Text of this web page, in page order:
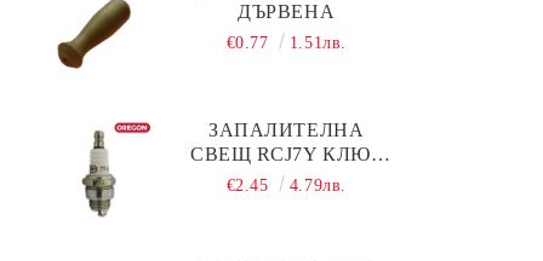
ДЪРВЕНА
€0.77 1.51лв.
ЗАПАЛИТЕЛНА
СВЕЩ RCJ7Y КЛЮЧ
19 OREGON
€2.45 4.79лв.